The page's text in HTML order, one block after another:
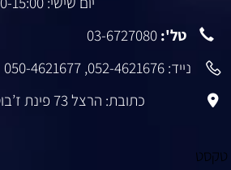
טל': 03-6727080
נייד: 052-4621676
,
050-4621677
כתובת: הרצל 73 פינת ז’בוטינסקי רמת גן
טקסט